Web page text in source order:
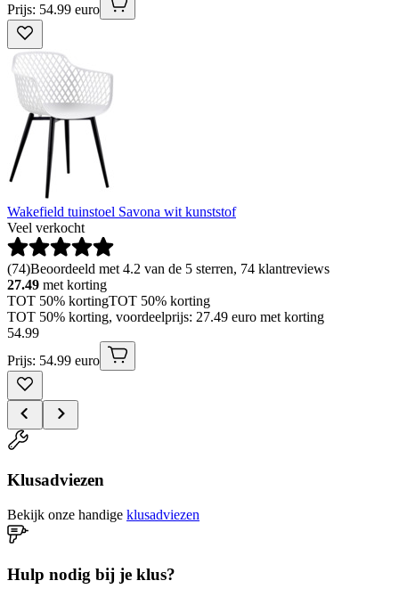
Prijs: 54.99 euro
Wakefield tuinstoel Savona wit kunststof
Veel verkocht
(74)Beoordeeld met 4.2 van de 5 sterren, 74 klantreviews
27.49 met korting
TOT 50% kortingTOT 50% korting
TOT 50% korting, voordeelprijs: 27.49 euro met korting
54.99
Prijs: 54.99 euro
Klusadviezen
Bekijk onze handige klusadviezen
Hulp nodig bij je klus?